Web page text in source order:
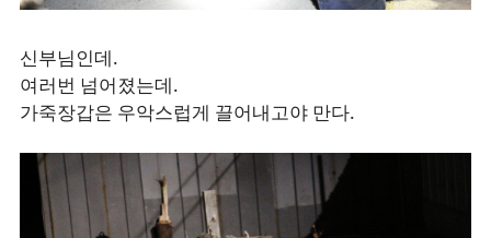
신부님인데.
여러번 넘어졌는데.
가죽장갑은 우악스럽게 끌어내고야 만다.